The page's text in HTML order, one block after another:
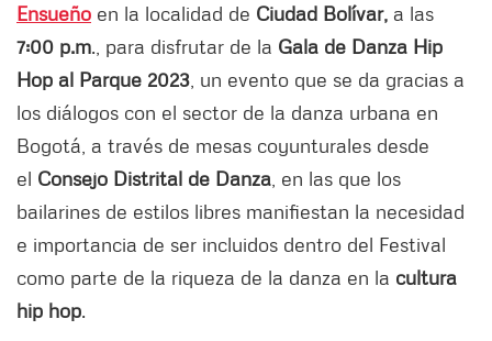
Ensueño en la localidad de Ciudad Bolívar, a las
7:00 p.m., para disfrutar de la Gala de Danza Hip
Hop al Parque 2023 , un evento que se da gracias a
los diálogos con el sector de la danza urbana en
Bogotá, a través de mesas coyunturales desde
el Consejo Distrital de Danza , en las que los
bailarines de estilos libres manifiestan la necesidad
e importancia de ser incluidos dentro del Festival
como parte de la riqueza de la danza en la cultura
hip hop.